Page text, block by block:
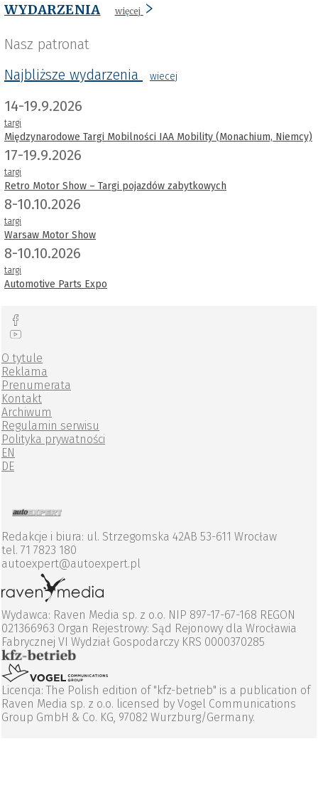
WYDARZENIA więcej
Nasz patronat
Najbliższe wydarzenia
wiecej
14-19.9.2026
targi
Międzynarodowe Targi Mobilności IAA Mobility (Monachium, Niemcy)
17-19.9.2026
targi
Retro Motor Show – Targi pojazdów zabytkowych
8-10.10.2026
targi
Warsaw Motor Show
8-10.10.2026
targi
Automotive Parts Expo
O tytule
Reklama
Prenumerata
Kontakt
Archiwum
Regulamin serwisu
Polityka prywatności
EN
DE
Redakcje i biura: ul. Strzegomska 42AB 53-611 Wrocław
tel. 71 7823 180
autoexpert@autoexpert.pl
Wydawca: Raven Media sp. z o.o. NIP 897-17-67-168 REGON
021366963 Organ Rejestrowy: Sąd Rejonowy dla Wrocławia
Fabrycznej VI Wydział Gospodarczy KRS 0000370285
Licencja: The Polish edition of "kfz-betrieb" is a publication of
Raven Media sp. z o.o. licensed by Vogel Communications
Group GmbH & Co. KG, 97082 Wurzburg/Germany.